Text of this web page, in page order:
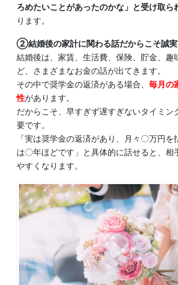
ろめたいことがあったのかな」と受け取ら
ります。
②結婚後の家計に関わる話だからこそ誠
結婚後は、家賃、生活費、保険、貯金、趣
ど、さまざまなお金の話が出てきます。
その中で奨学金の返済がある場合、 毎月の
性があります。
だからこそ、早すぎず遅すぎないタイミン
要です。
「実は奨学金の返済があり、月々〇万円を
は〇年ほどです」と具体的に話せると、相
やすくなります。